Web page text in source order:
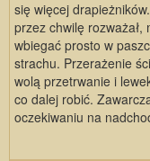
się więcej
przez chwilę rozważał,
wbiegać prosto w
strachu. Przerażenie
wolą przetrwanie i
co dalej robić.
oczekiwaniu na